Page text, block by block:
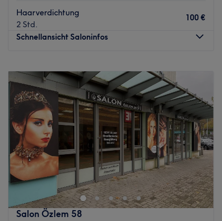
Haarverdichtung
2 Std.
100 €
Schnellansicht Saloninfos
Dienstag
10:00
Mittwoch
10:00–18:00
Donnerstag
10:00–18:00
Freitag
10:00– 18:00
Samstag
10:00 – 18:00
Sonntag
Geschlossen
Mit Leidenschaft und Können arbeitet im Salon Vanessa
Dorawa in Hamburg, Neugraben-Fischbek ein
Spitzenteam, welches dir neue Haarschnitte, Haarfarben
und Kosmetikbehandlungen verpasst. Bei dem
umfangreichen Angebot ist für jeden etwas dabei.
Salon Özlem 58